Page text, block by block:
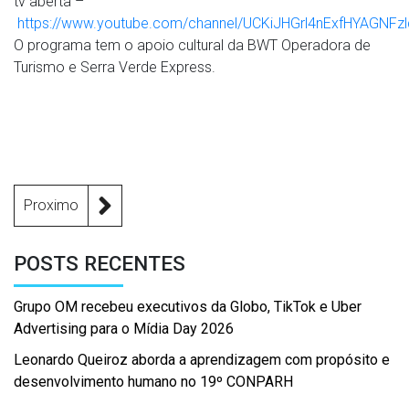
https://www.youtube.com/channel/
O programa tem o apoio cultural da BWT Operadora de
Turismo e Serra Verde Express.
Proximo
POSTS RECENTES
Grupo OM recebeu executivos da Globo, TikTok e Uber
Advertising para o Mídia Day 2026
Leonardo Queiroz aborda a aprendizagem com propósito e
desenvolvimento humano no 19º CONPARH